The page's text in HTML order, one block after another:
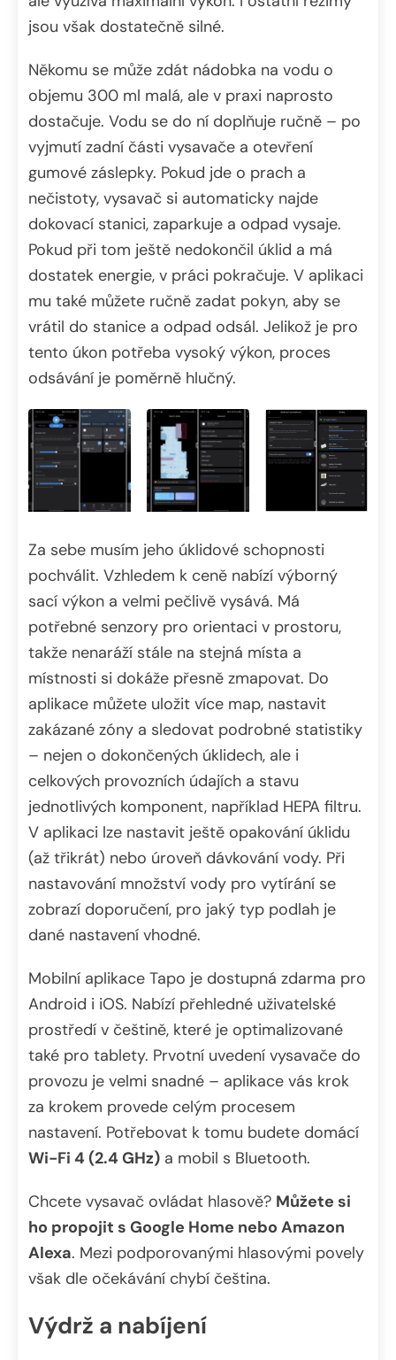
jsou však dostatečně silné.
Někomu se může zdát nádobka na vodu o
objemu 300 ml malá, ale v praxi naprosto
dostačuje. Vodu se do ní doplňuje ručně – po
vyjmutí zadní části vysavače a otevření
gumové záslepky. Pokud jde o prach a
nečistoty, vysavač si automaticky najde
dokovací stanici, zaparkuje a odpad vysaje.
Pokud při tom ještě nedokončil úklid a má
dostatek energie, v práci pokračuje. V aplikaci
mu také můžete ručně zadat pokyn, aby se
vrátil do stanice a odpad odsál. Jelikož je pro
tento úkon potřeba vysoký výkon, proces
odsávání je poměrně hlučný.
Za sebe musím jeho úklidové schopnosti
pochválit. Vzhledem k ceně nabízí výborný
sací výkon a velmi pečlivě vysává. Má
potřebné senzory pro orientaci v prostoru,
takže nenaráží stále na stejná místa a
místnosti si dokáže přesně zmapovat. Do
aplikace můžete uložit více map, nastavit
zakázané zóny a sledovat podrobné statistiky
– nejen o dokončených úklidech, ale i
celkových provozních údajích a stavu
jednotlivých komponent, například HEPA filtru.
V aplikaci lze nastavit ještě opakování úklidu
(až třikrát) nebo úroveň dávkování vody. Při
nastavování množství vody pro vytírání se
zobrazí doporučení, pro jaký typ podlah je
dané nastavení vhodné.
Mobilní aplikace Tapo je dostupná zdarma pro
Android i iOS. Nabízí přehledné uživatelské
prostředí v češtině, které je optimalizované
také pro tablety. Prvotní uvedení vysavače do
provozu je velmi snadné – aplikace vás krok
za krokem provede celým procesem
nastavení. Potřebovat k tomu budete domácí
Wi-Fi 4 (2.4 GHz) a mobil s Bluetooth.
Chcete vysavač ovládat hlasově? Můžete si
ho propojit s Google Home nebo Amazon
Alexa. Mezi podporovanými hlasovými povely
však dle očekávání chybí čeština.
Výdrž a nabíjení